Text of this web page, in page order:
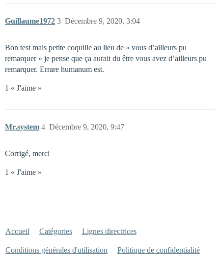
Guillaume1972 Décembre 9, 2020, 3:04
3
Bon test mais petite coquille au lieu de « vous d’ailleurs pu
remarquer » je pense que ça aurait du être vous avez d’ailleurs pu
remarquer. Errare humanum est.
1 « J'aime »
Mr.system Décembre 9, 2020, 9:47
4
Corrigé, merci
1 « J'aime »
Accueil Catégories Lignes directrices
Conditions générales d'utilisation Politique de confidentialité